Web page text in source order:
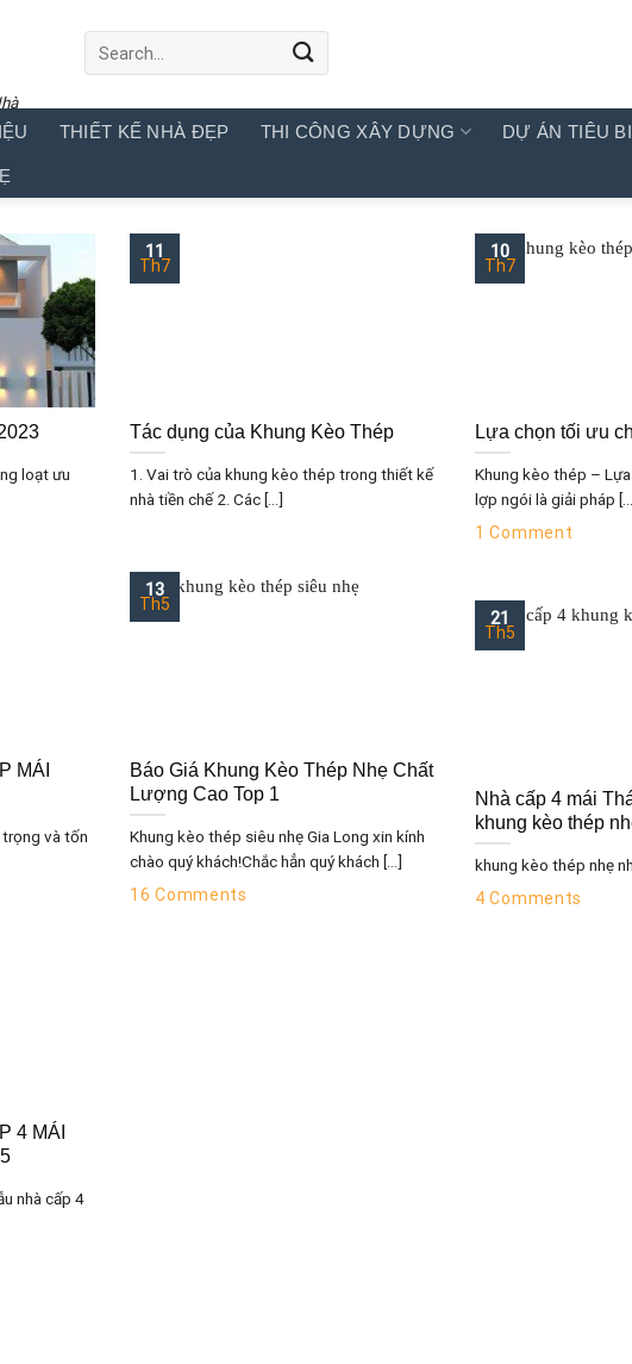
THIẾT KẾ NHÀ ĐẸP THI CÔNG XÂY DỰNG DỰ ÁN TIÊU
loạt ưu
Tác dụng của Khung Kèo Thép
1. Vai trò của khung kèo thép trong thiết kế
nhà tiền chế 2. Các [...]
11
Th7
Lựa chọn tối ưu
Khung kèo thép –
lợp ngói là giải pháp
1 Comment
10
Th7
MÁI
và tốn
Báo Giá Khung Kèo Thép Nhẹ Chất
Lượng Cao Top 1
Khung kèo thép siêu nhẹ Gia Long xin kính
chào quý khách!Chắc hẳn quý khách [...]
16 Comments
13
Th5
Nhà cấp 4 mái
khung kèo thép
khung kèo thép nhẹ
4 Comments
21
Th5
4 MÁI
nhà cấp 4